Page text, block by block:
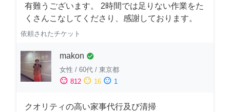
有難うございます。 2時間では足りない作業をた
くさんこなしてくださり、感謝しております。
依頼されたチケット
makon check_circle
女性 / 60代 / 東京都
sentiment_satisfied 812 sentiment_neutral 16 sentiment_dissatisfied 1
クオリティの高い家事代行及び清掃